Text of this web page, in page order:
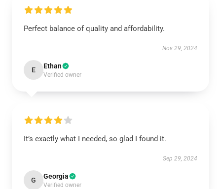
Perfect balance of quality and affordability.
Nov 29, 2024
E Ethan
Verified owner
It’s exactly what I needed, so glad I found it.
Sep 29, 2024
G Georgia
Verified owner